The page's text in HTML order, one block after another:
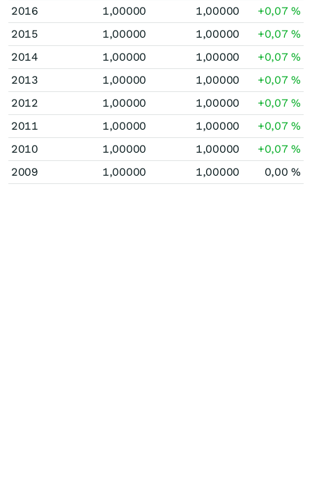
2016
1,00000 1,00000 +0,07%
2015
1,00000 1,00000 +0,07%
2014
1,00000 1,00000 +0,07%
2013
1,00000 1,00000 +0,07%
2012
1,00000 1,00000 +0,07%
2011
1,00000 1,00000 +0,07%
2010
1,00000 1,00000 +0,07%
2009
1,00000 1,00000 0,00%